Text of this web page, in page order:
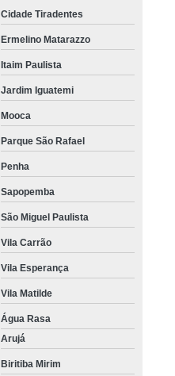
Cidade Tiradentes
Ermelino Matarazzo
Itaim Paulista
Jardim Iguatemi
Mooca
Parque São Rafael
Penha
Sapopemba
São Miguel Paulista
Vila Carrão
Vila Esperança
Vila Matilde
Água Rasa
Arujá
Biritiba Mirim